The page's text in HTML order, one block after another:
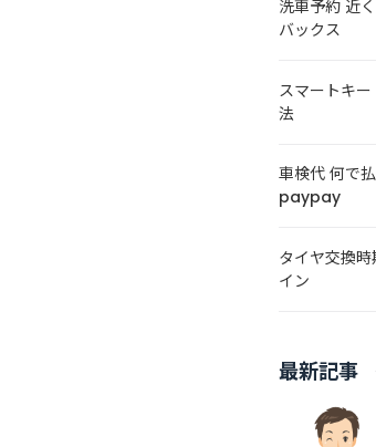
洗車予約 近
バックス
スマートキ
法
車検代 何で
paypay
タイヤ交換
イン
最新記事